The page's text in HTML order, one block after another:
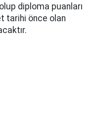
diploma puanları
tarihi önce olan